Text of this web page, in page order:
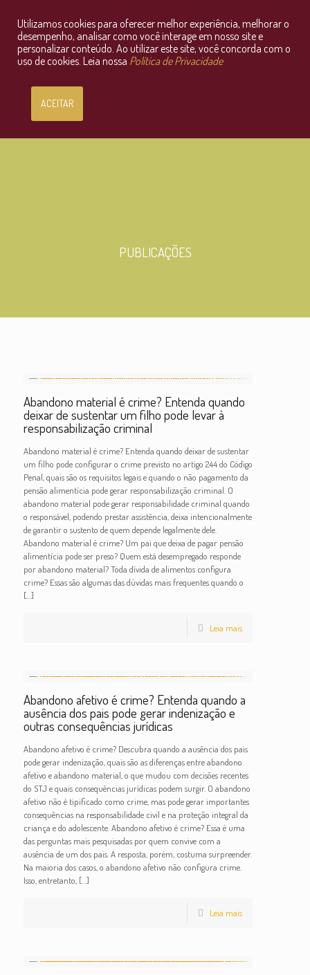
Consultoria Jurídica OnLine
PUBLICAÇÕES
Abandono material é crime? Entenda quando
deixar de sustentar um filho pode levar à
responsabilização criminal
Abandono material é crime? Entenda quando deixar de sustentar
um filho pode configurar o crime previsto no artigo 244 do Código
Penal, quais são os requisitos legais e quando o não pagamento da
pensão alimentícia pode gerar responsabilização criminal. O
abandono material pode gerar responsabilidade criminal quando
o responsável, podendo prestar assistência, deixa intencionalmente
de garantir o sustento de quem depende legalmente dele.
Abandono material é crime? Um pai que deixa de pagar pensão
alimentícia pode ser preso? Quem está desempregado responde
por abandono material? Toda dívida de alimentos configura
crime? Essas são algumas das dúvidas mais frequentes quando o
[…]
Leia mais
Abandono afetivo é crime? Entenda quando a
ausência dos pais pode gerar indenização e
outras consequências jurídicas
Abandono afetivo é crime? Descubra quando a ausência dos pais
pode gerar indenização, quais são as diferenças entre abandono
afetivo e abandono material, o que mudou com decisões recentes
do STJ e quais consequências jurídicas podem surgir. O abandono
afetivo não é tipificado como crime, mas pode gerar importantes
consequências na responsabilidade civil e na proteção integral da
criança e do adolescente. Abandono afetivo é crime? Essa é uma
das perguntas mais pesquisadas por quem convive com a
ausência de um dos pais. A resposta, porém, costuma surpreender.
Na maioria dos casos, o abandono afetivo não configura crime.
Isso, entretanto, […]
Leia mais
Utilizamos cookies para oferecer melhor experiência, melhorar o
desempenho, analisar como você interage em nosso site e
personalizar conteúdo. Ao utilizar este site, você concorda com o
uso de cookies. Leia nossa Política de Privacidade
ACEITAR